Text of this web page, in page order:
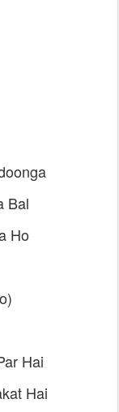
Bal
Ho
Hai
Hai